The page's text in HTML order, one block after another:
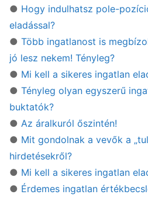
● Hogy indulhatsz pole-
eladással?
● Több ingatlanost is
jó lesz nekem! Tényleg?
● Mi kell a sikeres ingatlan
● Tényleg olyan egyszerű
buktatók?
● Az áralkuról őszintén!
● Mit gondolnak a vevők a
hirdetésekről?
● Mi kell a sikeres ingatlan
● Érdemes ingatlan